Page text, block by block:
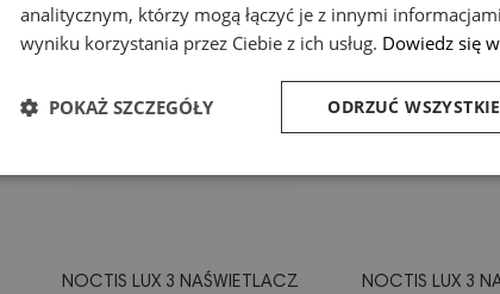
NOCTIS LUX 3 NAŚWIETLACZ
NOCTIS LUX 3
analitycznym, którzy mogą łączyć je z innymi
wyniku korzystania przez Ciebie z ich usług. Dowiedz się
ODRZUĆ WSZYSTKIE
POKAŻ SZCZEGÓŁY